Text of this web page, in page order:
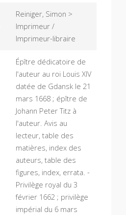
Reiniger, Simon >
Imprimeur /
Imprimeur-libraire
Épître dédicatoire de
l'auteur au roi Louis XIV
datée de Gdansk le 21
mars 1668 ; épître de
Johann Peter Titz à
l'auteur. Avis au
lecteur, table des
matières, index des
auteurs, table des
figures, index, errata. -
Privilège royal du 3
février 1662 ; privilège
impérial du 6 mars